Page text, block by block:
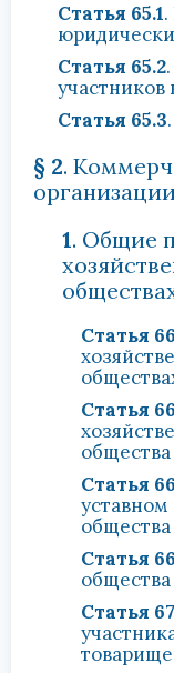
Статья 65.1
Статья 65.2
участников
Статья 65.3
§ 2.
1. Общие
Статья 66
Статья
общества
Статья
уставном
общества
Статья
общества
Статья 67